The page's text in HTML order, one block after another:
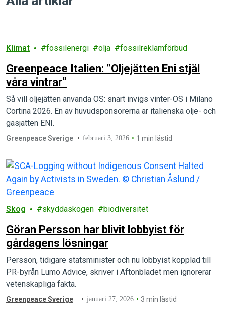
Klimat fossilenergi olja fossilreklamförbud
Greenpeace Italien: ”Oljejätten Eni stjäl
våra vintrar”
Så vill oljejätten använda OS: snart invigs vinter-OS i Milano
Cortina 2026. En av huvudsponsorerna är italienska olje- och
gasjätten ENI.
Greenpeace Sverige februari 3, 2026 1 min lästid
Skog skyddaskogen biodiversitet
Göran Persson har blivit lobbyist för
gårdagens lösningar
Persson, tidigare statsminister och nu lobbyist kopplad till
PR-byrån Lumo Advice, skriver i Aftonbladet men ignorerar
vetenskapliga fakta.
Greenpeace Sverige januari 27, 2026 3 min lästid